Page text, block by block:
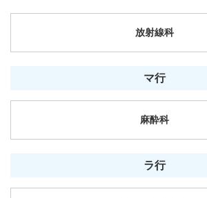
放射線科
マ行
麻酔科
ラ行